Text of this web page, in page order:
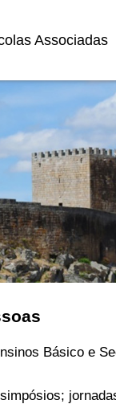
Associadas
Básico e